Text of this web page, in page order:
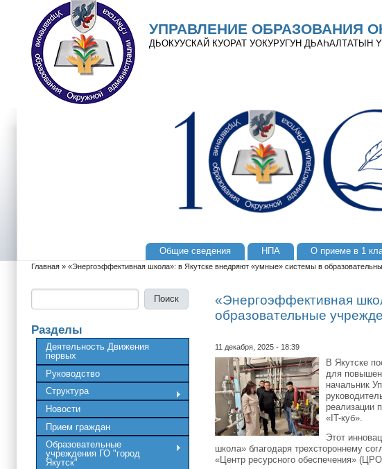
Перейти к основному содержанию
Skip to search
УПРАВЛЕНИЕ ОБРАЗОВАНИЯ
ДЬОКУУСКАЙ КУОРАТ УОКУРУГУН ДЬАҺАЛТАТЫН
Общие сведения НПА О приеме в 1
Вы здесь
Главная » «Энергоэффективная школа»: в Якутске внедряют «умные» системы в
Разделы
Деятельность Движения
первых
Руководство
Структура
Новости
Прием граждан
Образовательные
учреждения ГО "город
Якутск"
«Энергоэффективная
образовательные
11 декабря, 2025 - 18:39
В Якутске
для
начальник
реализации
«IT-куб».
Этот
школа» благодаря трехстороннему
«Центр ресурсного обеспечения»